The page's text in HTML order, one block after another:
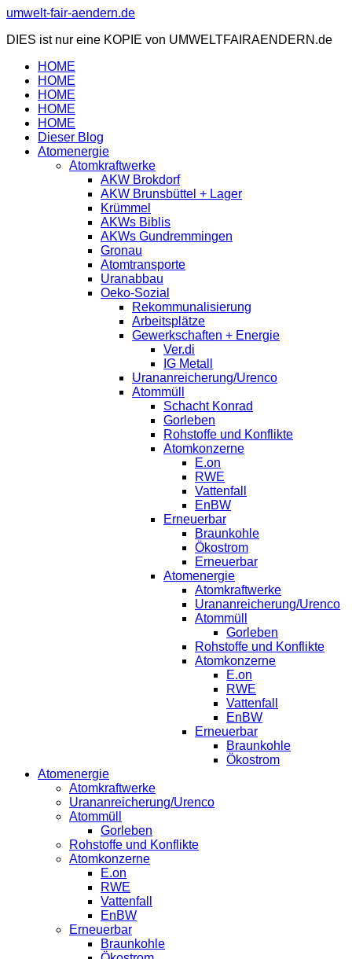
Zum
springen
umwelt-fair-aendern.de
DIES ist nur eine KOPIE von UMWELTFAIRAENDERN.de
HOME
HOME
HOME
HOME
HOME
Dieser Blog
Atomenergie
Atomkraftwerke
AKW Brokdorf
AKW Brunsbüttel + Lager
Krümmel
AKWs Biblis
AKWs Gundremmingen
Gronau
Atomtransporte
Uranabbau
Oeko-Sozial
Rekommunalisierung
Arbeitsplätze
Gewerkschaften + Energie
Ver.di
IG Metall
Urananreicherung/Urenco
Atommüll
Schacht Konrad
Gorleben
Rohstoffe und Konflikte
Atomkonzerne
E.on
RWE
Vattenfall
EnBW
Erneuerbar
Braunkohle
Ökostrom
Erneuerbar
Atomenergie
Atomkraftwerke
Urananreicherung/Urenco
Atommüll
Gorleben
Rohstoffe und Konflikte
Atomkonzerne
E.on
RWE
Vattenfall
EnBW
Erneuerbar
Braunkohle
Ökostrom
Atomenergie
Atomkraftwerke
Urananreicherung/Urenco
Atommüll
Gorleben
Rohstoffe und Konflikte
Atomkonzerne
E.on
RWE
Vattenfall
EnBW
Erneuerbar
Braunkohle